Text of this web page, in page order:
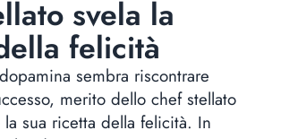
svela la
felicità
sembra riscontrare
merito dello chef stellato
la sua ricetta della felicità. In